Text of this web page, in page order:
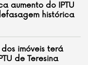
aumento do IPTU
histórica
imóveis terá
de Teresina